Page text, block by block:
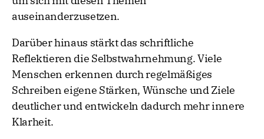
auseinanderzusetzen.
Darüber hinaus stärkt das schriftliche
Reflektieren die Selbstwahrnehmung. Viele
Menschen erkennen durch regelmäßiges
Schreiben eigene Stärken, Wünsche und Ziele
deutlicher und entwickeln dadurch mehr innere
Klarheit.